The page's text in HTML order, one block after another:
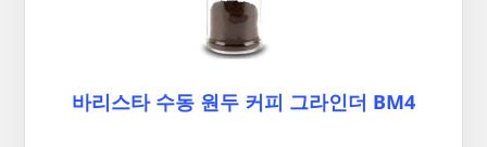
바리스타 수동 원두 커피 그라인더 BM4